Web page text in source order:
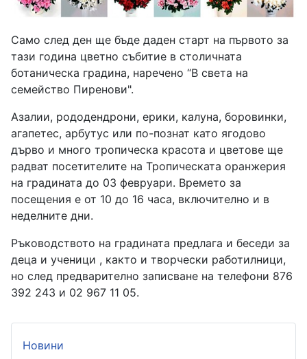
Само след ден ще бъде даден старт на първото за
тази година цветно събитие в столичната
ботаническа градина, наречено “В света на
семейство Пиренови".
Азалии, рододендрони, ерики, калуна, боровинки,
агапетес, арбутус или по-познат като ягодово
дърво и много тропическа красота и цветове ще
радват посетителите на Тропическата оранжерия
на градината до 03 февруари. Времето за
посещения е от 10 до 16 часа, включително и в
неделните дни.
Ръководството на градината предлага и беседи за
деца и ученици , както и творчески работилници,
но след предварително записване на телефони 876
392 243 и 02 967 11 05.
Новини